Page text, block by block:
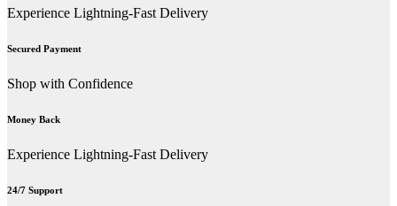
Experience Lightning-Fast Delivery
Secured Payment
Shop with Confidence
Money Back
Experience Lightning-Fast Delivery
24/7 Support